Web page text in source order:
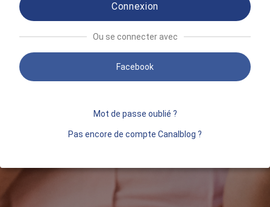
Connexion
Ou se connecter avec
Facebook
Mot de passe oublié ?
Pas encore de compte Canalblog ?